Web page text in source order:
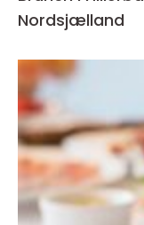
Nordsjælland